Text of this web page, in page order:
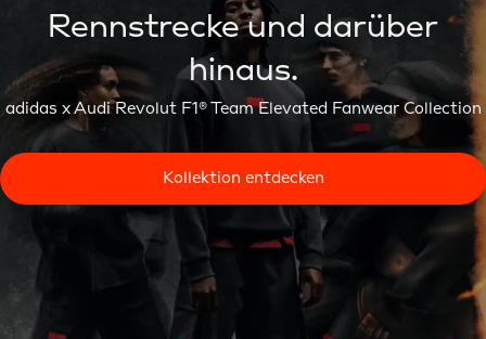
Rennstrecke und darüber
hinaus.
adidas x Audi Revolut F1® Team Elevated Fanwear Collection
Kollektion entdecken